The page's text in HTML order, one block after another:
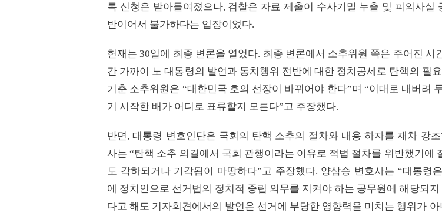
록 신청은 받아들여졌으나, 검찰은 자료 제출이 수사기밀 누출 및 피의사실
반이어서 불가하다는 입장이었다.
헌재는 30일에 최종 변론을 열었다. 최종 변론에서 소추위원 쪽은 주어진 시
간 가까이 노 대통령의 발언과 통치행위 전반에 대한 정치공세로 탄핵의 필
기춘 소추위원은 “대한민국 호의 선장이 바뀌어야 한다”며 “이대로 내버려
기 시작한 배가 어디로 표류할지 모른다”고 주장했다.
반면, 대통령 변호인단은 국회의 탄핵 소추의 절차와 내용 하자를 재차 강
사는 “탄핵 소추 의결에서 국회 관행이라는 이유로 적법 절차를 위반했기에
도 각하되거나 기각됨이 마땅하다”고 주장했다. 양삼승 변호사는 “대통령
에 정치인으로 선거법의 정치적 중립 의무를 지켜야 하는 공무원에 해당되지
다고 해도 기자회견에서의 발언은 선거에 부당한 영향력을 미치는 행위가